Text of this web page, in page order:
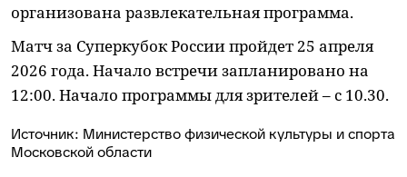
организована развлекательная программа.
Матч за Суперкубок России пройдет 25 апреля
2026 года. Начало встречи запланировано на
12:00. Начало программы для зрителей – с 10.30.
Источник: Министерство физической культуры и спорта
Московской области